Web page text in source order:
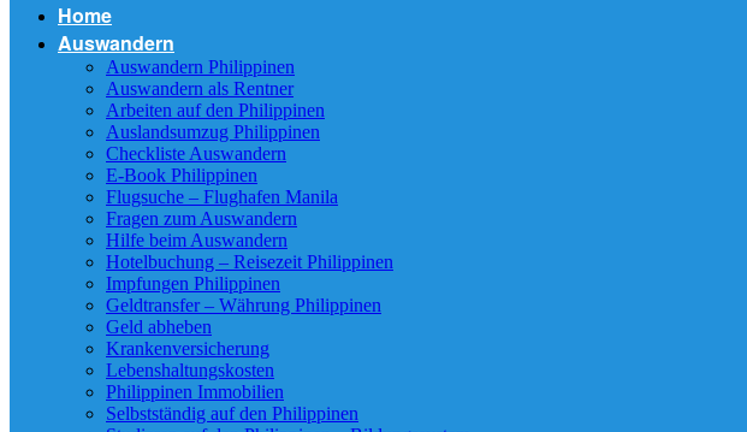
Home
Auswandern
Auswandern Philippinen
Auswandern als Rentner
Arbeiten auf den Philippinen
Auslandsumzug Philippinen
Checkliste Auswandern
E-Book Philippinen
Flugsuche – Flughafen Manila
Fragen zum Auswandern
Hilfe beim Auswandern
Hotelbuchung – Reisezeit Philippinen
Impfungen Philippinen
Geldtransfer – Währung Philippinen
Geld abheben
Krankenversicherung
Lebenshaltungskosten
Philippinen Immobilien
Selbstständig auf den Philippinen